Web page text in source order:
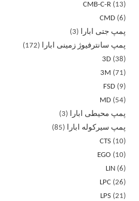
CMB-C-R
13
CMD 6
پمپ جتی ابارا
3
پمپ سانترفیوژ زمینی ابارا
172
3D 38
3M
71
FSD
9
MD
54
پمپ محیطی ابارا
3
پمپ سیرکوله ابارا
85
CTS
10
EGO
10
LIN
6
LPC 26
LPS 21